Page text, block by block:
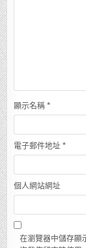
顯示名稱 *
電子郵件地址 *
個人網站網址
在瀏覽器中儲存顯